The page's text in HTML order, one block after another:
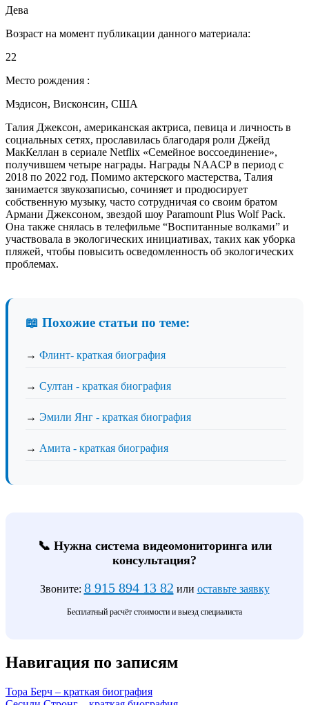
Дева
Возраст на момент публикации данного материала:
22
Место рождения :
Мэдисон, Висконсин, США
Талия Джексон, американская актриса, певица и личность в
социальных сетях, прославилась благодаря роли Джейд
МакКеллан в сериале Netflix «Семейное воссоединение»,
получившем четыре награды. Награды NAACP в период с
2018 по 2022 год. Помимо актерского мастерства, Талия
занимается звукозаписью, сочиняет и продюсирует
собственную музыку, часто сотрудничая со своим братом
Армани Джексоном, звездой шоу Paramount Plus Wolf Pack.
Она также снялась в телефильме “Воспитанные волками” и
участвовала в экологических инициативах, таких как уборка
пляжей, чтобы повысить осведомленность об экологических
проблемах.
📖 Похожие статьи по теме:
→ Флинт- краткая биография
→ Султан - краткая биография
→ Эмили Янг - краткая биография
→ Амита - краткая биография
📞 Нужна система видеомониторинга или
консультация?
Звоните: 8 915 894 13 82 или оставьте заявку
Бесплатный расчёт стоимости и выезд специалиста
Навигация по записям
Тора Берч – краткая биография